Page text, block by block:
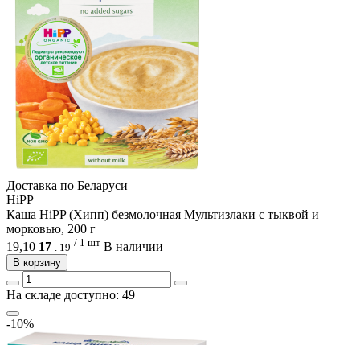
Доcтавка по Беларуси
HiPP
Каша HiPP (Хипп) безмолочная Мультизлаки с тыквой и
морковью, 200 г
19,10 17 . 19 / 1 шт В наличии
В корзину
На складе доступно: 49
-10%